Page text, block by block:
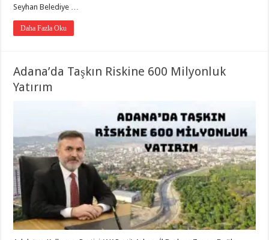
Seyhan Belediye …
Daha Fazla Oku
Adana’da Taşkın Riskine 600 Milyonluk
Yatırım